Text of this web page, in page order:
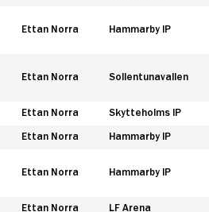
Ettan Norra Hammarby IP
Ettan Norra Sollentunavallen
Ettan Norra Skytteholms IP
Ettan Norra Hammarby IP
Ettan Norra Hammarby IP
Ettan Norra LF Arena